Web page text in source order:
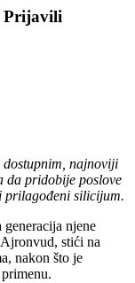
Prijavili
najnoviji
da pridobije poslove
prilagođeni silicijum.
generacija njene
stići na
nakon što je